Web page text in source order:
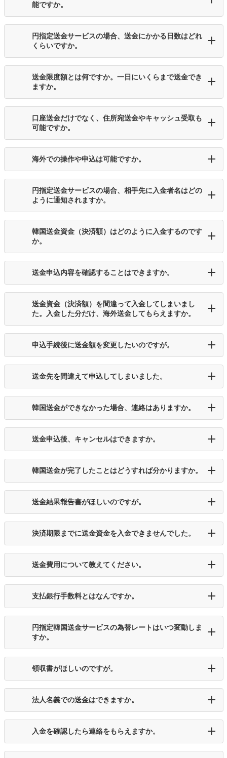
能ですか。
円指定送金サービスの場合、送金にかかる日数はどれ
くらいですか。
送金限度額とは何ですか。一日にいくらまで送金でき
ますか。
口座送金だけでなく、住所宛送金やキャッシュ受取も
可能ですか。
海外での操作や申込は可能ですか。
円指定送金サービスの場合、相手先に入金者名はどの
ように通知されますか。
韓国送金資金（決済額）はどのように入金するのです
か。
送金申込内容を確認することはできますか。
送金資金（決済額）を間違って入金してしまいまし
た。入金した分だけ、海外送金してもらえますか。
申込手続後に送金額を変更したいのですが。
送金先を間違えて申込してしまいました。
韓国送金ができなかった場合、連絡はありますか。
送金申込後、キャンセルはできますか。
韓国送金が完了したことはどうすれば分かりますか。
送金結果報告書がほしいのですが。
決済期限までに送金資金を入金できませんでした。
送金費用について教えてください。
支払銀行手数料とはなんですか。
円指定韓国送金サービスの為替レートはいつ変動しま
すか。
領収書がほしいのですが。
法人名義での送金はできますか。
入金を確認したら連絡をもらえますか。